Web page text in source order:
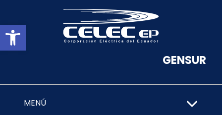
Abrir barra de herramientas
GENSUR
MENÚ